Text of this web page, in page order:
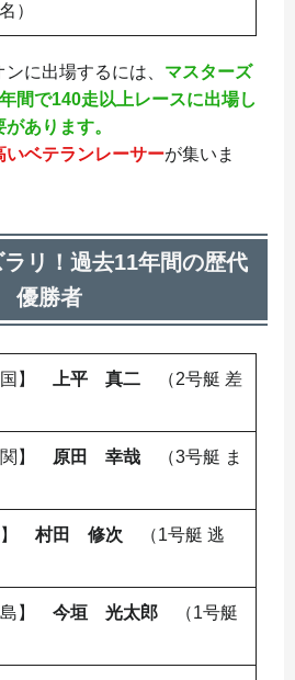
）
に出場するには、 マスターズ
間で140走以上レースに出場し
あります。
いベテランレーサーが集いま
リ！過去11年間の歴代
優勝者
国】 上平 真二 （2号艇 差
関】 原田 幸哉 （3号艇 ま
】村田 修次 （1号艇 逃
島】 今垣 光太郎 （1号艇